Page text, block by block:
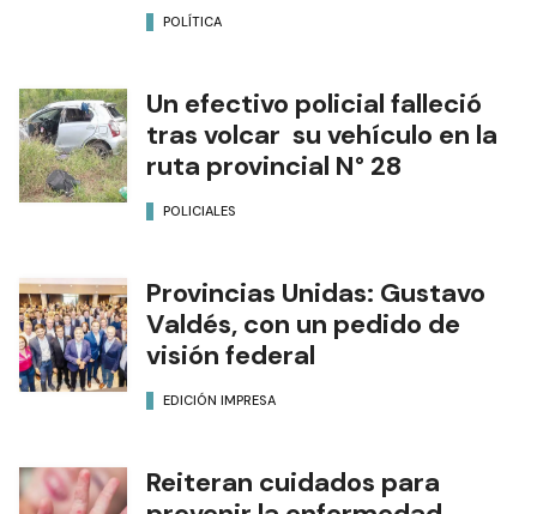
POLÍTICA
Un efectivo policial falleció
tras volcar su vehículo en la
ruta provincial N° 28
POLICIALES
Provincias Unidas: Gustavo
Valdés, con un pedido de
visión federal
EDICIÓN IMPRESA
Reiteran cuidados para